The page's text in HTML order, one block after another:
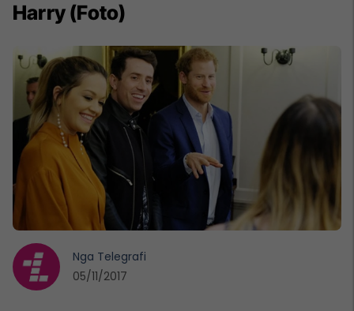
Harry (Foto)
Nga Telegrafi
05/11/2017